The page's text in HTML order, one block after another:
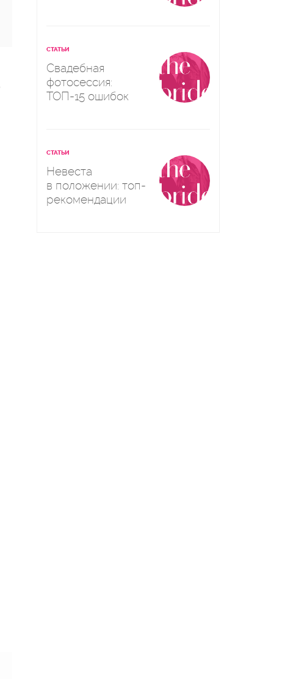
СТАТЬИ
Свадебная
фотосессия:
ТОП-15 ошибок
СТАТЬИ
Невеста
в положении: топ-
рекомендации